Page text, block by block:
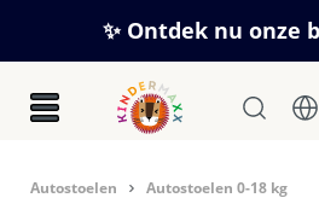
Ga naar de hoofdinhoud
✨ Ontdek nu onze
Autostoelen Autostoelen 0-18 kg